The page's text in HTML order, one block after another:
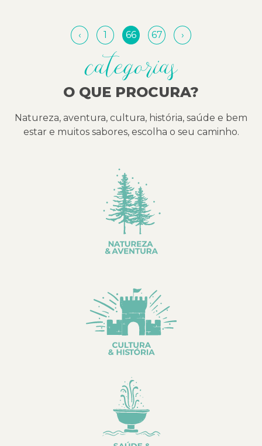
‹ 1 66 67 ›
categorias
O QUE PROCURA?
Natureza, aventura, cultura, história, saúde e bem
estar e muitos sabores, escolha o seu caminho.